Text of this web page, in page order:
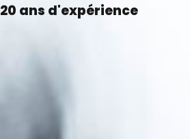
20 ans d'expérience